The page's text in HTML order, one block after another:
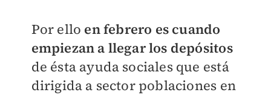
Por ello en febrero es cuando
empiezan a llegar los depósitos
de ésta ayuda sociales que está
dirigida a sector poblaciones en